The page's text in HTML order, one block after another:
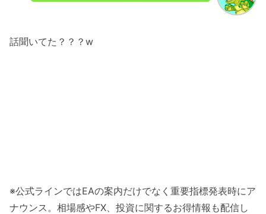
話聞いてた？？？w
※公式ラインではEAの案内だけでなく重要指標発表時にア
ナウンス。相場感やFX、投資に関するお得情報も配信し